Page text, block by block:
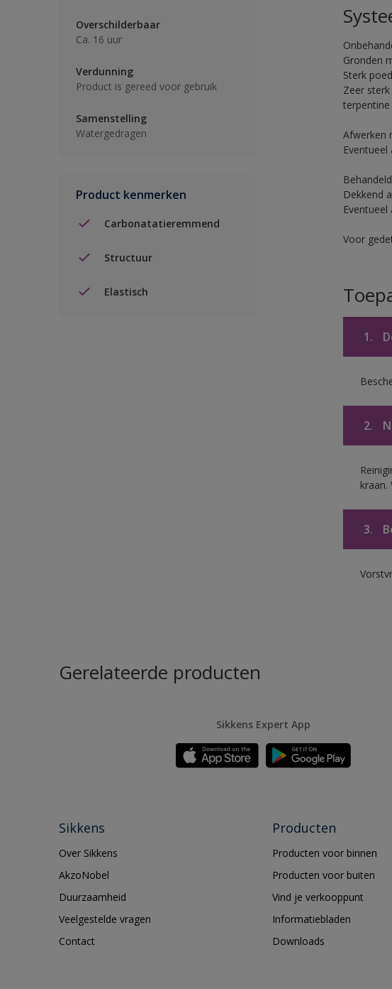
Overschilderbaar
Ca. 16 uur
Verdunning
Product is gereed voor gebruik
Samenstelling
Watergedragen
Product kenmerken
Carbonatatieremmend
Structuur
Elastisch
Gronden
Sterk
Zeer
Afwerken
Dekkend
Voor
1.
2.
kraan.
3.
Gerelateerde producten
Sikkens Expert App
Sikkens
Over Sikkens
AkzoNobel
Duurzaamheid
Veelgestelde vragen
Contact
Producten
Producten voor binnen
Producten voor buiten
Vind je verkooppunt
Informatiebladen
Downloads